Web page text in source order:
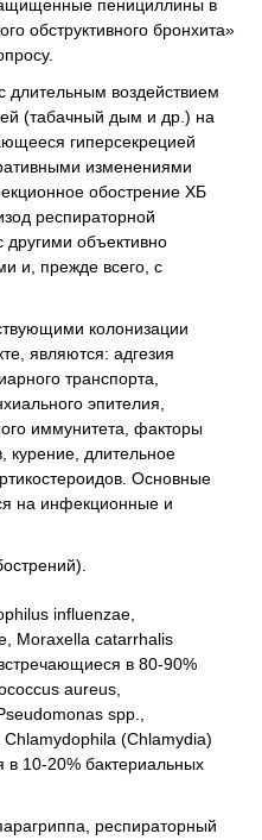
пенициллины в
обструктивного бронхита»
воздействием
(табачный дым и др.) на
гиперсекрецией
изменениями
обострение ХБ
респираторной
другими объективно
и, прежде всего, с
колонизации
являются: адгезия
транспорта,
эпителия,
иммунитета, факторы
курение, длительное
Основные
на инфекционные и
influenzae,
Moraxella catarrhalis
в 80-90%
aureus,
spp.,
(Chlamydia)
в 10-20% бактериальных
респираторный